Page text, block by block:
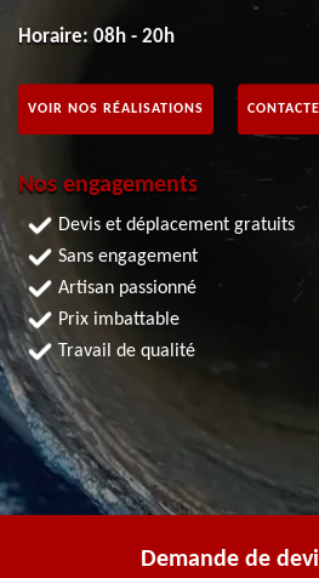
Horaire: 08h - 20h
VOIR NOS RÉALISATIONS
Nos engagements
Devis et déplacement gratuits
Sans engagement
Artisan passionné
Prix imbattable
Travail de qualité
Demande de